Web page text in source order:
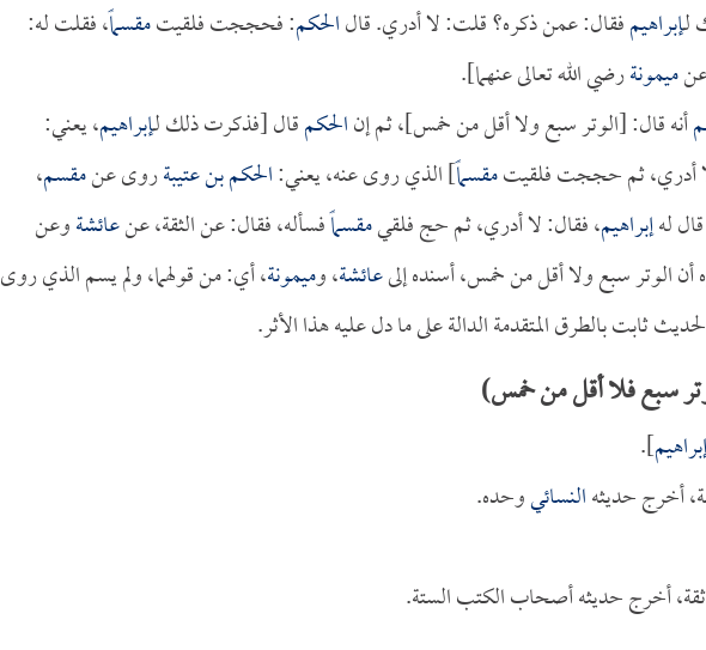
إبراهيمفقال: عمن ذكره؟ قلت: لا أدري. قالالحكم: فحججت فلقيتمقسماً، فقلت له:
ميمونةرضي الله تعالى عنهما].
أنه قال: [الوتر سبع ولا أقل من خمس]، ثم إنالحكمقال [فذكرت ذلك لـإبراهيم، يعني:
أدري، ثم حججت فلقيتمقسماً] الذي روى عنه، يعني:الحكم بن عتيبةروى عنمقسم،
لهإبراهيم، فقال: لا أدري، ثم حج فلقيمقسماًفسأله، فقال: عن الثقة، عنعائشةوعن
الوتر سبع ولا أقل من خمس، أسنده إلىعائشة، وميمونة، أي: من قولهما، ولم يسم الذي روى
ثابت بالطرق المتقدمة الدالة على ما دل عليه هذا الأثر.
سبع فلا أقل من خمس)
].
أخرج حديثهالنسائيوحده.
أخرج حديثه أصحاب الكتب الستة.